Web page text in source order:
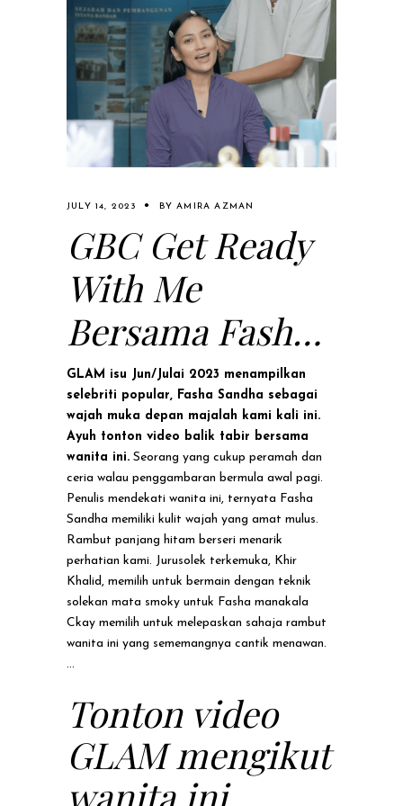
JULY 14, 2023 BYAMIRA AZMAN
GBC Get Ready
With Me
Bersama Fasha
Sandha
GLAM isu Jun/Julai 2023 menampilkan
selebriti popular, Fasha Sandha sebagai
wajah muka depan majalah kami kali ini.
Ayuh tonton video balik tabir bersama
wanita ini. Seorang yang cukup peramah dan
ceria walau penggambaran bermula awal pagi.
Penulis mendekati wanita ini, ternyata Fasha
Sandha memiliki kulit wajah yang amat mulus.
Rambut panjang hitam berseri menarik
perhatian kami. Jurusolek terkemuka, Khir
Khalid, memilih untuk bermain dengan teknik
solekan mata smoky untuk Fasha manakala
Ckay memilih untuk melepaskan sahaja rambut
wanita ini yang sememangnya cantik menawan.
Tonton video
GLAM mengikut
wanita ini